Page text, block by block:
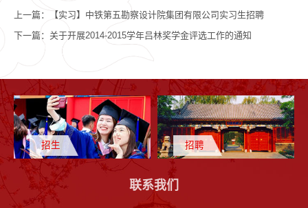
上一篇：
【实习】中铁第五勘察设计院集团有限公司实习生招聘
下一篇： 关于开展2014-2015学年吕林奖学金评选工作的通知
招生 招聘
联系我们